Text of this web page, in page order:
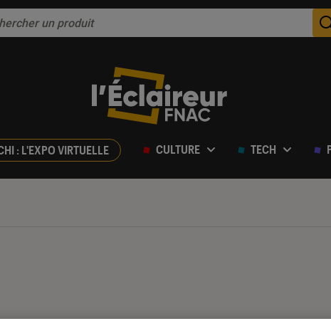
: L'EXPO VIRTUELLE CULTURE TECH